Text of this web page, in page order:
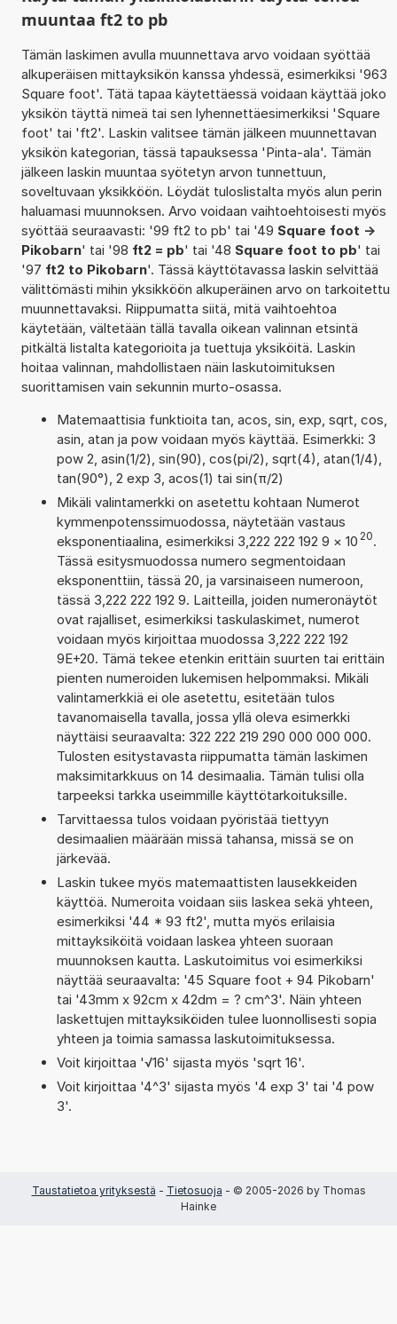
muuntaa ft2 to pb
Tämän laskimen avulla muunnettava arvo voidaan syöttää
alkuperäisen mittayksikön kanssa yhdessä, esimerkiksi '963
Square foot'. Tätä tapaa käytettäessä voidaan käyttää joko
yksikön täyttä nimeä tai sen lyhennettäesimerkiksi 'Square
foot' tai 'ft2'. Laskin valitsee tämän jälkeen muunnettavan
yksikön kategorian, tässä tapauksessa 'Pinta-ala'. Tämän
jälkeen laskin muuntaa syötetyn arvon tunnettuun,
soveltuvaan yksikköön. Löydät tuloslistalta myös alun perin
haluamasi muunnoksen. Arvo voidaan vaihtoehtoisesti myös
syöttää seuraavasti: '99 ft2 to pb' tai '49 Square foot ->
Pikobarn' tai '98 ft2 = pb' tai '48 Square foot to pb' tai
'97 ft2 to Pikobarn'. Tässä käyttötavassa laskin selvittää
välittömästi mihin yksikköön alkuperäinen arvo on tarkoitettu
muunnettavaksi. Riippumatta siitä, mitä vaihtoehtoa
käytetään, vältetään tällä tavalla oikean valinnan etsintä
pitkältä listalta kategorioita ja tuettuja yksiköitä. Laskin
hoitaa valinnan, mahdollistaen näin laskutoimituksen
suorittamisen vain sekunnin murto-osassa.
Matemaattisia funktioita tan, acos, sin, exp, sqrt, cos,
asin, atan ja pow voidaan myös käyttää. Esimerkki: 3
pow 2, asin(1/2), sin(90), cos(pi/2), sqrt(4), atan(1/4),
tan(90°), 2 exp 3, acos(1) tai sin(π/2)
Mikäli valintamerkki on asetettu kohtaan Numerot
kymmenpotenssimuodossa, näytetään vastaus
eksponentiaalina, esimerkiksi 3,222 222 192 9 × 10 20.
Tässä esitysmuodossa numero segmentoidaan
eksponenttiin, tässä 20, ja varsinaiseen numeroon,
tässä 3,222 222 192 9. Laitteilla, joiden numeronäytöt
ovat rajalliset, esimerkiksi taskulaskimet, numerot
voidaan myös kirjoittaa muodossa 3,222 222 192
9E+20. Tämä tekee etenkin erittäin suurten tai erittäin
pienten numeroiden lukemisen helpommaksi. Mikäli
valintamerkkiä ei ole asetettu, esitetään tulos
tavanomaisella tavalla, jossa yllä oleva esimerkki
näyttäisi seuraavalta: 322 222 219 290 000 000 000.
Tulosten esitystavasta riippumatta tämän laskimen
maksimitarkkuus on 14 desimaalia. Tämän tulisi olla
tarpeeksi tarkka useimmille käyttötarkoituksille.
Tarvittaessa tulos voidaan pyöristää tiettyyn
desimaalien määrään missä tahansa, missä se on
järkevää.
Laskin tukee myös matemaattisten lausekkeiden
käyttöä. Numeroita voidaan siis laskea sekä yhteen,
esimerkiksi '44 * 93 ft2', mutta myös erilaisia
mittayksiköitä voidaan laskea yhteen suoraan
muunnoksen kautta. Laskutoimitus voi esimerkiksi
näyttää seuraavalta: '45 Square foot + 94 Pikobarn'
tai '43mm x 92cm x 42dm = ? cm^3'. Näin yhteen
laskettujen mittayksiköiden tulee luonnollisesti sopia
yhteen ja toimia samassa laskutoimituksessa.
Voit kirjoittaa '√16' sijasta myös 'sqrt 16'.
Voit kirjoittaa '4^3' sijasta myös '4 exp 3' tai '4 pow
3'.
Taustatietoa yrityksestä - Tietosuoja - © 2005-2026 by Thomas
Hainke